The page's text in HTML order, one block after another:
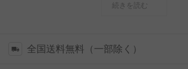
す。
続きを読む
全国送料無料（一部除く）